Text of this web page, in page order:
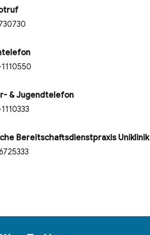
& Jugendtelefon
Bereitschaftsdienstpraxis Uniklinik